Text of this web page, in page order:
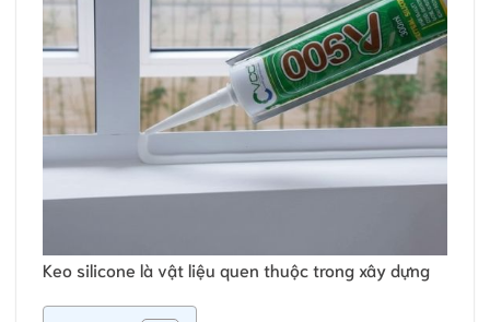
Keo silicone là vật liệu quen thuộc trong xây dựng